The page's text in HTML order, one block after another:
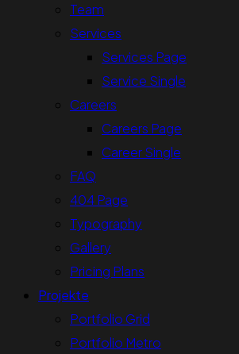
Team
Services
Services Page
Service Single
Careers
Careers Page
Career Single
FAQ
404 Page
Typography
Gallery
Pricing Plans
Projekte
Portfolio Grid
Portfolio Metro